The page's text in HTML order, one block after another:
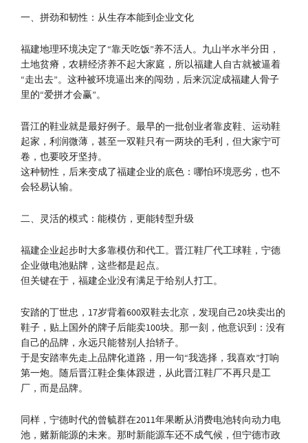
一、拼劲和韧性：从生存本能到企业文化
福建地理环境决定了“靠天吃饭”养不活人。九山半水半分田，
土地贫瘠，农耕经济养不起大家庭，所以福建人自古就被逼着
“走出去”。这种被环境逼出来的闯劲，后来沉淀成福建人骨子
里的“爱拼才会赢”。
晋江的鞋业就是最好例子。最早的一批创业者靠皮鞋、运动鞋
起家，利润微薄，甚至一双鞋只有一两块的毛利，但大家宁可
卷，也要咬牙坚持。
这种韧性，后来变成了福建企业的底色：哪怕环境恶劣，也不
会轻易认输。
二、灵活的模式：能模仿，更能转型升级
福建企业起步时大多靠模仿和代工。晋江鞋厂代工球鞋，宁德
企业做电池贴牌，这些都是起点。
但关键在于，福建企业没有满足于给别人打工。
安踏的丁世忠，17岁背着600双鞋去北京，发现自己20块卖出的
鞋子，贴上国外的牌子后能卖100块。那一刻，他意识到：没有
自己的品牌，永远只能替别人抬轿子。
于是安踏率先走上品牌化道路，用一句“我选择，我喜欢”打响
第一炮。随后晋江鞋企集体跟进，从此晋江鞋厂不再只是工
厂，而是品牌。
同样，宁德时代的曾毓群在2011年果断从消费电池转向动力电
池，赌新能源的未来。那时新能源车还不成气候，但宁德市政